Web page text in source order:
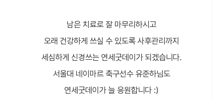
남은 치료로 잘 마무리하시고
오래 건강하게 쓰실 수 있도록 사후관리까지
세심하게 신경쓰는 연세굿데이가 되겠습니다.
서울대 네이마르 축구선수 유준하님도
연세굿데이가 늘 응원합니다 :)